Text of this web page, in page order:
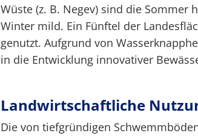
Wüste (z. B. Negev) sind die Sommer
Winter mild. Ein Fünftel der
genutzt. Aufgrund von
in die Entwicklung innovativer
Landwirtschaftliche
Die von tiefgründigen